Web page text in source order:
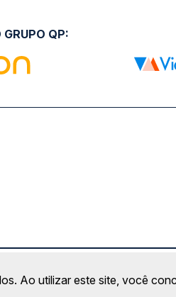
QP:
- SP | CEP: 06453-038 |
Ao utilizar este site, você